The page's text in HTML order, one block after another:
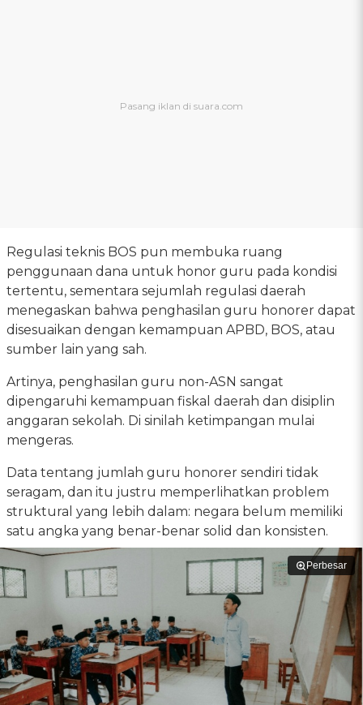
Regulasi teknis BOS pun membuka ruang
penggunaan dana untuk honor guru pada kondisi
tertentu, sementara sejumlah regulasi daerah
menegaskan bahwa penghasilan guru honorer dapat
disesuaikan dengan kemampuan APBD, BOS, atau
sumber lain yang sah.
Artinya, penghasilan guru non-ASN sangat
dipengaruhi kemampuan fiskal daerah dan disiplin
anggaran sekolah. Di sinilah ketimpangan mulai
mengeras.
Data tentang jumlah guru honorer sendiri tidak
seragam, dan itu justru memperlihatkan problem
struktural yang lebih dalam: negara belum memiliki
satu angka yang benar-benar solid dan konsisten.
Perbesar